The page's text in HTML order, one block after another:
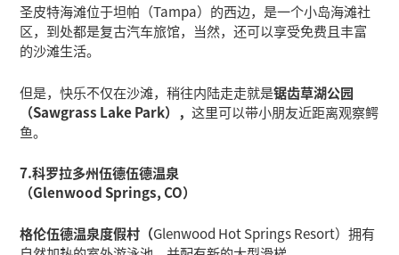
圣皮特海滩位于坦帕（Tampa）的西边，是一个小岛海滩社
区，到处都是复古汽车旅馆，当然，还可以享受免费且丰富
的沙滩生活。
但是，快乐不仅在沙滩，稍往内陆走走就是锯齿草湖公园
（Sawgrass Lake Park），这里可以带小朋友近距离观察鳄
鱼。
7.科罗拉多州伍德伍德温泉
（Glenwood Springs, CO）
格伦伍德温泉度假村（Glenwood Hot Springs Resort）拥有